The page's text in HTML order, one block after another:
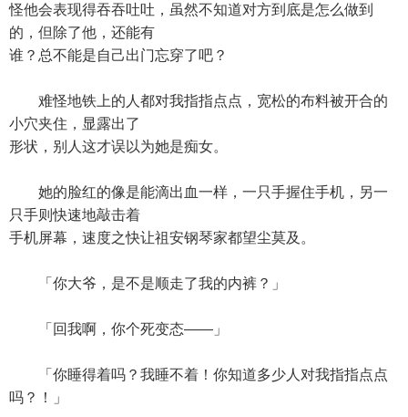
怪他会表现得吞吞吐吐，虽然不知道对方到底是怎么做到
的，但除了他，还能有
谁？总不能是自己出门忘穿了吧？
难怪地铁上的人都对我指指点点，宽松的布料被开合的
小穴夹住，显露出了
形状，别人这才误以为她是痴女。
她的脸红的像是能滴出血一样，一只手握住手机，另一
只手则快速地敲击着
手机屏幕，速度之快让祖安钢琴家都望尘莫及。
「你大爷，是不是顺走了我的内裤？」
「回我啊，你个死变态——」
「你睡得着吗？我睡不着！你知道多少人对我指指点点
吗？！」